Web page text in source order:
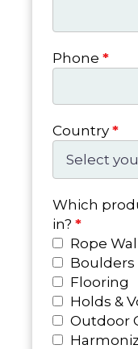
Phone *
Country *
Which
in? *
Rope
Boulders
Flooring
Holds &
Outdoor